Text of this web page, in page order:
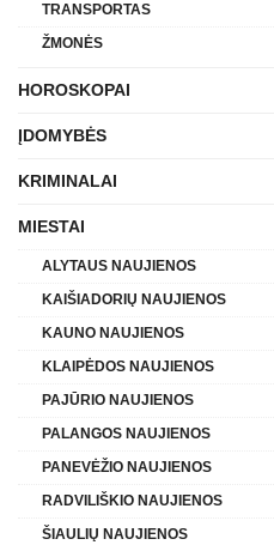
TRANSPORTAS
ŽMONĖS
HOROSKOPAI
ĮDOMYBĖS
KRIMINALAI
MIESTAI
ALYTAUS NAUJIENOS
KAIŠIADORIŲ NAUJIENOS
KAUNO NAUJIENOS
KLAIPĖDOS NAUJIENOS
PAJŪRIO NAUJIENOS
PALANGOS NAUJIENOS
PANEVĖŽIO NAUJIENOS
RADVILIŠKIO NAUJIENOS
ŠIAULIŲ NAUJIENOS